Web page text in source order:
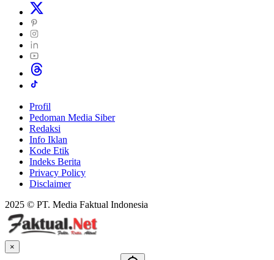
Profil
Pedoman Media Siber
Redaksi
Info Iklan
Kode Etik
Indeks Berita
Privacy Policy
Disclaimer
2025 © PT. Media Faktual Indonesia
×